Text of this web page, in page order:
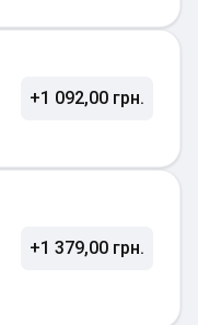
+1 092,00 грн.
+1 379,00 грн.